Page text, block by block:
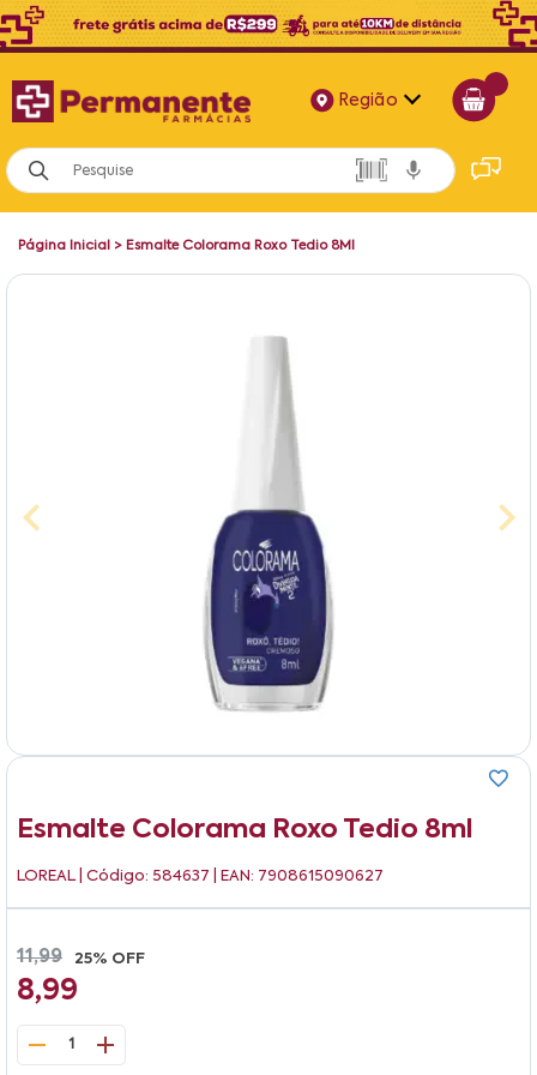
Região
Alagoas
Bahia
Página Inicial > Esmalte Colorama Roxo Tedio 8Ml
Esmalte Colorama Roxo Tedio 8ml
LOREAL | Código: 584637 | EAN: 7908615090627
11,99 25% OFF
8,99
1